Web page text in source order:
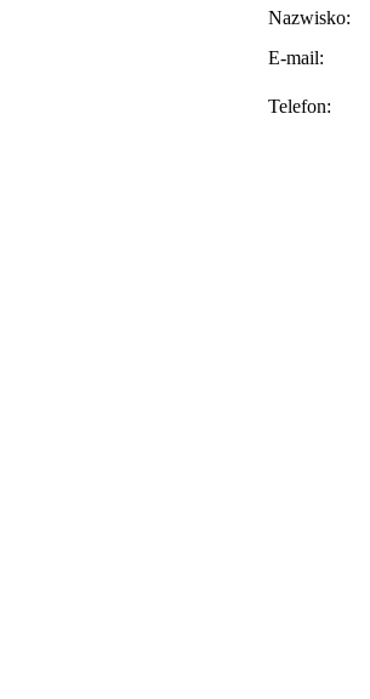
Nazwisko:
E-mail:
Telefon: